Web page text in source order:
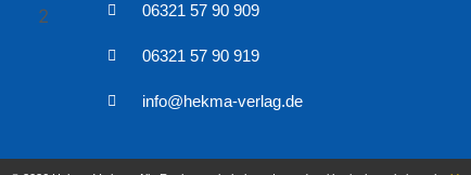
06321 57 90 909
06321 57 90 919
info@hekma-verlag.de